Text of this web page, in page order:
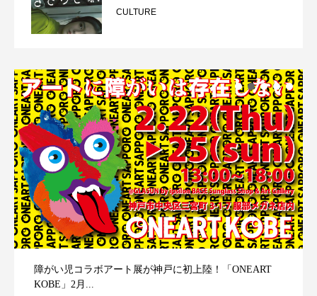
CULTURE
障がい児コラボアート展が神戸に初上陸！「ONEART
KOBE」2月...